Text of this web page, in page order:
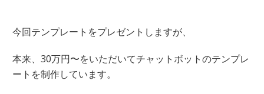
今回テンプレートをプレゼントしますが、
本来、30万円〜をいただいてチャットボットのテンプレ
ートを制作しています。